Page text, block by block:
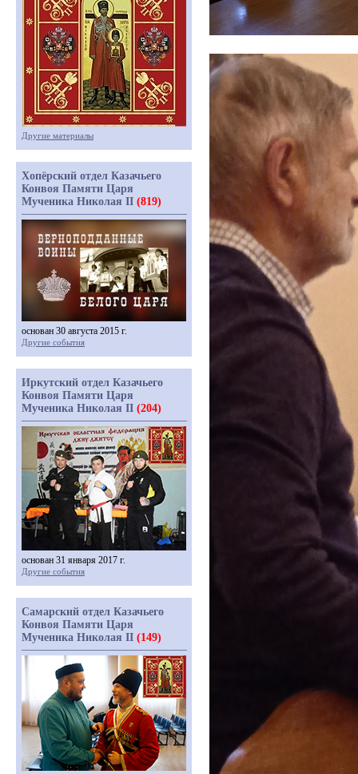
Другие материалы
Хопёрский отдел Казачьего
Конвоя Памяти Царя
Мученика Николая II (819)
основан 30 августа 2015 г.
Другие события
Иркутский отдел Казачьего
Конвоя Памяти Царя
Мученика Николая II (204)
основан 31 января 2017 г.
Другие события
Самарский отдел Казачьего
Конвоя Памяти Царя
Мученика Николая II (149)